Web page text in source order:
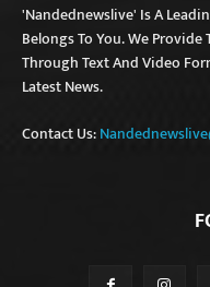
'Nandednewslive' Is A
Belongs To You. We
Through Text And Video
Latest News.
Contact Us: